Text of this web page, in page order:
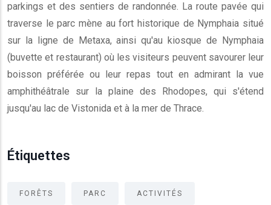
parkings et des sentiers de randonnée. La route pavée qui
traverse le parc mène au fort historique de Nymphaia situé
sur la ligne de Metaxa, ainsi qu'au kiosque de Nymphaia
(buvette et restaurant) où les visiteurs peuvent savourer leur
boisson préférée ou leur repas tout en admirant la vue
amphithéâtrale sur la plaine des Rhodopes, qui s'étend
jusqu'au lac de Vistonida et à la mer de Thrace.
Étiquettes
FORÊTS PARC ACTIVITÉS